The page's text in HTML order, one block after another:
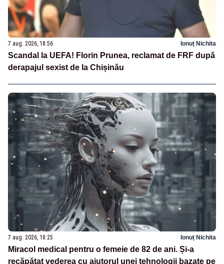
7 aug. 2026, 18:56 Ionuț Nichita
Scandal la UEFA! Florin Prunea, reclamat de FRF după
derapajul sexist de la Chișinău
7 aug. 2026, 18:25 Ionuț Nichita
Miracol medical pentru o femeie de 82 de ani. Și-a
recăpătat vederea cu ajutorul unei tehnologii bazate pe